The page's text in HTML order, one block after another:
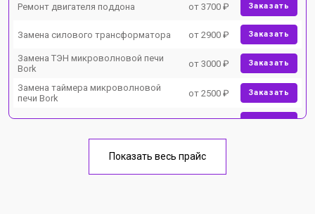
Ремонт двигателя поддона от 3700 ₽ Заказать
Замена силового трансформатора от 2900 ₽ Заказать
Замена ТЭН микроволновой печи
Bork
от 3000 ₽ Заказать
Замена таймера микроволновой
печи Bork
от 2500 ₽ Заказать
Замена конденсатора от 3500 ₽ Заказать
от 4500 ₽
Показать весь прайс